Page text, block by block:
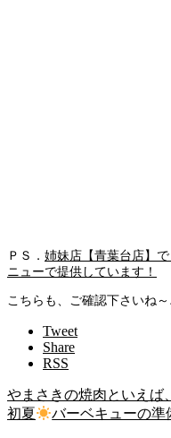
ＰＳ． 姉妹店【青葉台店】
ニューで提供しています！
こちらも、ご確認下さいね
Tweet
Share
RSS
やまさきの焼肉といえば
初夏
バーベキューの準